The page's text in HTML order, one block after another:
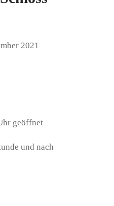
2021
geöffnet
und nach